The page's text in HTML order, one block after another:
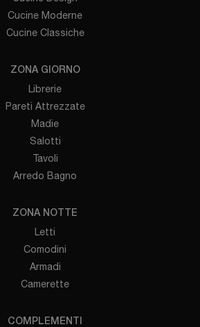
Cucine Moderne
Cucine Classiche
ZONA GIORNO
Librerie
Pareti Attrezzate
Madie
Salotti
Tavoli
Arredo Bagno
ZONA NOTTE
Letti
Comodini
Armadi
Camerette
COMPLEMENTI